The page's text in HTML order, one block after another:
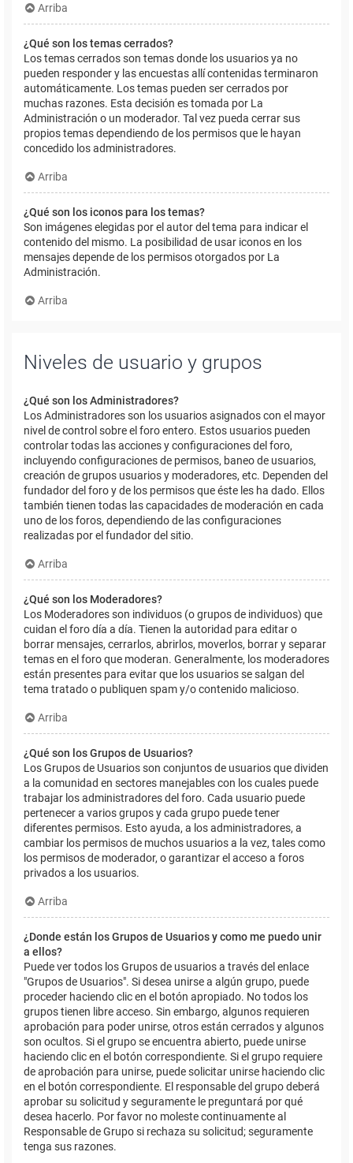
Arriba
¿Qué son los temas cerrados?
Los temas cerrados son temas donde los usuarios ya no
pueden responder y las encuestas allí contenidas terminaron
automáticamente. Los temas pueden ser cerrados por
muchas razones. Esta decisión es tomada por La
Administración o un moderador. Tal vez pueda cerrar sus
propios temas dependiendo de los permisos que le hayan
concedido los administradores.
Arriba
¿Qué son los iconos para los temas?
Son imágenes elegidas por el autor del tema para indicar el
contenido del mismo. La posibilidad de usar iconos en los
mensajes depende de los permisos otorgados por La
Administración.
Arriba
Niveles de usuario y grupos
¿Qué son los Administradores?
Los Administradores son los usuarios asignados con el mayor
nivel de control sobre el foro entero. Estos usuarios pueden
controlar todas las acciones y configuraciones del foro,
incluyendo configuraciones de permisos, baneo de usuarios,
creación de grupos usuarios y moderadores, etc. Dependen del
fundador del foro y de los permisos que éste les ha dado. Ellos
también tienen todas las capacidades de moderación en cada
uno de los foros, dependiendo de las configuraciones
realizadas por el fundador del sitio.
Arriba
¿Qué son los Moderadores?
Los Moderadores son individuos (o grupos de individuos) que
cuidan el foro día a día. Tienen la autoridad para editar o
borrar mensajes, cerrarlos, abrirlos, moverlos, borrar y separar
temas en el foro que moderan. Generalmente, los moderadores
están presentes para evitar que los usuarios se salgan del
tema tratado o publiquen spam y/o contenido malicioso.
Arriba
¿Qué son los Grupos de Usuarios?
Los Grupos de Usuarios son conjuntos de usuarios que dividen
a la comunidad en sectores manejables con los cuales puede
trabajar los administradores del foro. Cada usuario puede
pertenecer a varios grupos y cada grupo puede tener
diferentes permisos. Esto ayuda, a los administradores, a
cambiar los permisos de muchos usuarios a la vez, tales como
los permisos de moderador, o garantizar el acceso a foros
privados a los usuarios.
Arriba
¿Donde están los Grupos de Usuarios y como me puedo unir
a ellos?
Puede ver todos los Grupos de usuarios a través del enlace
"Grupos de Usuarios". Si desea unirse a algún grupo, puede
proceder haciendo clic en el botón apropiado. No todos los
grupos tienen libre acceso. Sin embargo, algunos requieren
aprobación para poder unirse, otros están cerrados y algunos
son ocultos. Si el grupo se encuentra abierto, puede unirse
haciendo clic en el botón correspondiente. Si el grupo requiere
de aprobación para unirse, puede solicitar unirse haciendo clic
en el botón correspondiente. El responsable del grupo deberá
aprobar su solicitud y seguramente le preguntará por qué
desea hacerlo. Por favor no moleste continuamente al
Responsable de Grupo si rechaza su solicitud; seguramente
tenga sus razones.